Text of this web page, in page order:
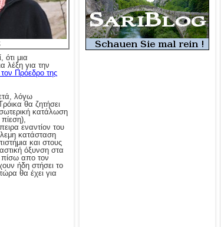
μια
λέξη για την
Πρόεδρο της
λόγω
θα ζητήσει
κατάλωση
εναντίον του
κατάσταση
και στους
όξυνση στα
πίσω απο τον
ήδη στήσει το
θα έχει για